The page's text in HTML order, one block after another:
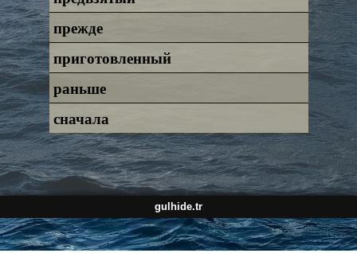
прежде
приготовленный
раньше
сначала
gulhide.tr